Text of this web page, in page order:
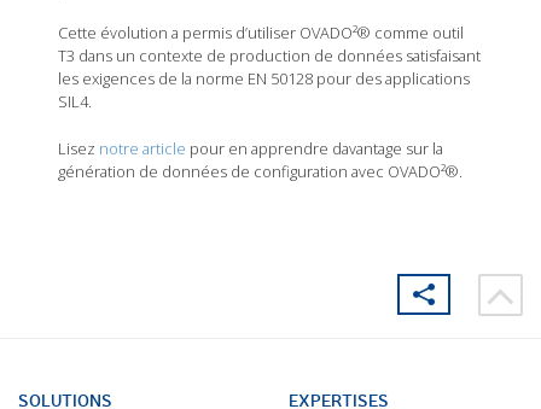
Cette évolution a permis d’utiliser OVADO²® comme outil
T3 dans un contexte de production de données satisfaisant
les exigences de la norme EN 50128 pour des applications
SIL4.
Lisez notre article pour en apprendre davantage sur la
génération de données de configuration avec OVADO²®.
SOLUTIONS EXPERTISES